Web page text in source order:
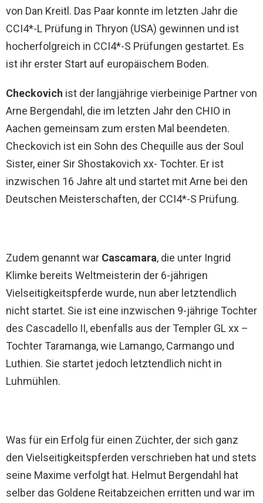
von Dan Kreitl. Das Paar konnte im letzten Jahr die
CCI4*-L Prüfung in Thryon (USA) gewinnen und ist
hocherfolgreich in CCI4*-S Prüfungen gestartet. Es
ist ihr erster Start auf europäischem Boden.
Checkovich ist der langjährige vierbeinige Partner von
Arne Bergendahl, die im letzten Jahr den CHIO in
Aachen gemeinsam zum ersten Mal beendeten.
Checkovich ist ein Sohn des Chequille aus der Soul
Sister, einer Sir Shostakovich xx- Tochter. Er ist
inzwischen 16 Jahre alt und startet mit Arne bei den
Deutschen Meisterschaften, der CCI4*-S Prüfung.
Zudem genannt war Cascamara, die unter Ingrid
Klimke bereits Weltmeisterin der 6-jährigen
Vielseitigkeitspferde wurde, nun aber letztendlich
nicht startet. Sie ist eine inzwischen 9-jährige Tochter
des Cascadello II, ebenfalls aus der Templer GL xx –
Tochter Taramanga, wie Lamango, Carmango und
Luthien. Sie startet jedoch letztendlich nicht in
Luhmühlen.
Was für ein Erfolg für einen Züchter, der sich ganz
den Vielseitigkeitspferden verschrieben hat und stets
seine Maxime verfolgt hat. Helmut Bergendahl hat
selber das Goldene Reitabzeichen erritten und war im